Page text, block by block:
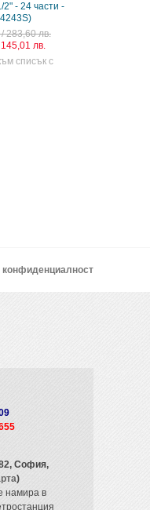
2" - 24 части -
283,60 лв.
лв.
списък с
1/2" - 60 части
(4601-5)
€ / 385,10 лв.
€ / 196,89 лв.
конфиденциалност
София,
)
намира в